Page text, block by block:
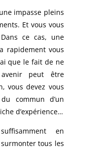
impasse pleins
Et vous vous
ce cas, une
rapidement vous
que le fait de ne
peut être
vous devez vous
commun d’un
d’expérience…
en
tous les